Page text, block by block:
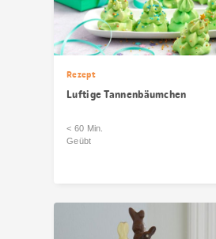
Rezept
Luftige Tannenbäumchen
< 60 Min.
Geübt